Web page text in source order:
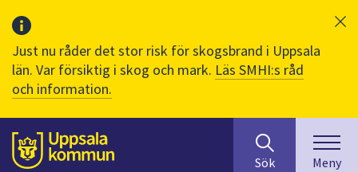
Just nu råder det stor risk för skogsbrand i Uppsala
län. Var försiktig i skog och mark. Läs SMHI:s råd
och information.
Till sidans
huvudinnehåll
efter
innehåll
Sök Meny